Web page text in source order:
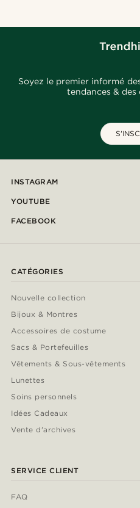
Soyez le premier informé
tendances & des
INSTAGRAM
YOUTUBE
FACEBOOK
CATÉGORIES
Nouvelle collection
Bijoux & Montres
Accessoires de costume
Sacs & Portefeuilles
Vêtements & Sous-vêtements
Lunettes
Soins personnels
Idées Cadeaux
Vente d'archives
SERVICE CLIENT
FAQ